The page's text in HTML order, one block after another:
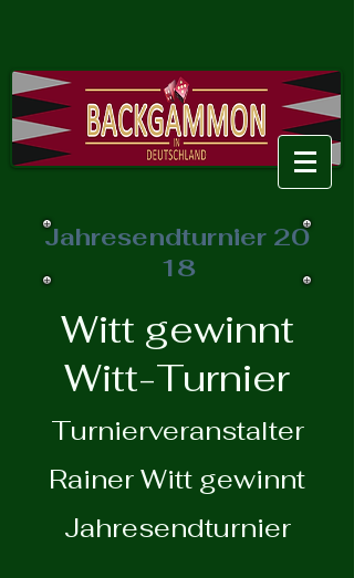
Jahresendturnier 20
18
Witt gewinnt
Witt-Turnier
Turnierveranstalter
Rainer Witt gewinnt
Jahresendturnier